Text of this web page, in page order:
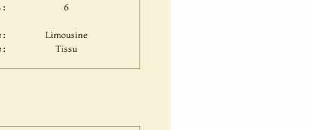
:
6
:
Limousine
:
Tissu